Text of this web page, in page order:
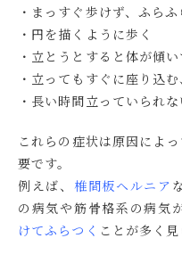
・まっすぐ歩けず、ふらふ
・円を描くように歩く
・立とうとすると体が傾
・立ってもすぐに座り込
・長い時間立っていられな
これらの症状は原因によ
要です。
例えば、 椎間板ヘルニア
の病気や筋骨格系の病気
けてふらつく ことが多く見